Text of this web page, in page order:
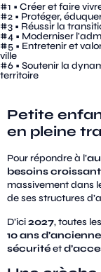
#1 • Créer et faire
#2 • Protéger,
#3 • Réussir la
#4 • Moderniser
#5 • Entretenir et
ville
#6 • Soutenir la
territoire
Petite
en pleine
Pour répondre à l’
besoins
massivement dans
de ses structures
D’ici2027, toutes les
10 ans
sécuritéet